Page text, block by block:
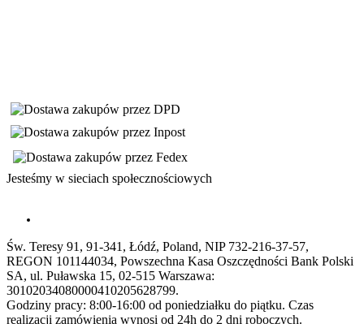
Jesteśmy w sieciach społecznościowych
Św. Teresy 91, 91-341, Łódź, Poland, NIP 732-216-37-57,
REGON 101144034, Powszechna Kasa Oszczędności Bank Polski
SA, ul. Puławska 15, 02-515 Warszawa:
30102034080000410205628799.
Godziny pracy: 8:00-16:00 od poniedziałku do piątku. Czas
realizacji zamówienia wynosi od 24h do 2 dni roboczych.